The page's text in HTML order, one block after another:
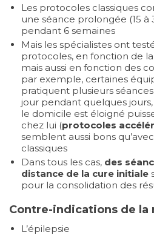
Les protocoles classiques
une séance prolongée (15
pendant 6 semaines
Mais les spécialistes ont
protocoles, en fonction de
mais aussi en fonction des
par exemple, certaines
pratiquent plusieurs
jour pendant quelques
le domicile est éloigné
chez lui (protocoles
semblent aussi bons
classiques
Dans tous les cas, des
distance de la cure initiale
pour la consolidation des
Contre-indications de la
L’épilepsie